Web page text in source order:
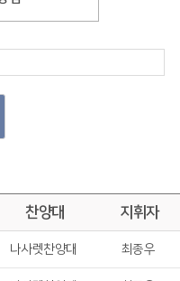
찬양대 지휘자
나사렛찬양대 최종우